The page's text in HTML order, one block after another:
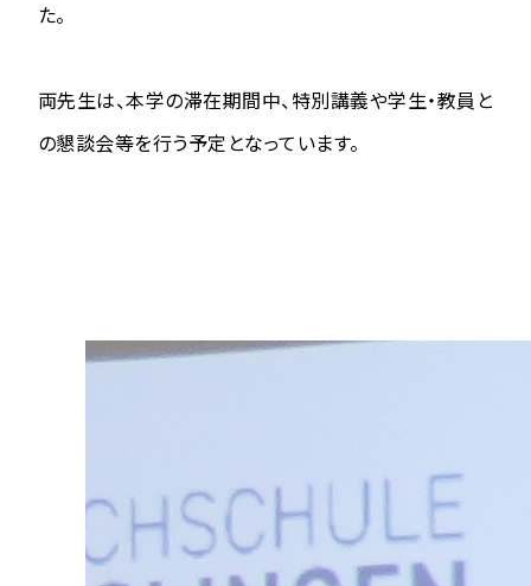
た。
両先生は、本学の滞在期間中、特別講義や学生・教員と
の懇談会等を行う予定となっています。